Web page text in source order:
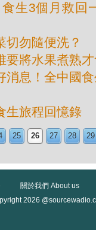
食生3個月救回
切勿隨便洗？
要將水果煮熟
消息！全中國
生旅程回憶錄
25 26 27 28 29
關於我們 About us
2026